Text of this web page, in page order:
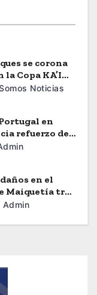
se corona
Copa KA’I
Noticias
en
refuerzo de
en el
Maiquetía tras
Admin